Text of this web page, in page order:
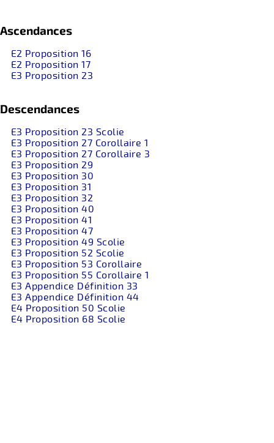
Ascendances
E2 Proposition 16
E2 Proposition 17
E3 Proposition 23
Descendances
E3 Proposition 23 Scolie
E3 Proposition 27 Corollaire 1
E3 Proposition 27 Corollaire 3
E3 Proposition 29
E3 Proposition 30
E3 Proposition 31
E3 Proposition 32
E3 Proposition 40
E3 Proposition 41
E3 Proposition 47
E3 Proposition 49 Scolie
E3 Proposition 52 Scolie
E3 Proposition 53 Corollaire
E3 Proposition 55 Corollaire 1
E3 Appendice Définition 33
E3 Appendice Définition 44
E4 Proposition 50 Scolie
E4 Proposition 68 Scolie